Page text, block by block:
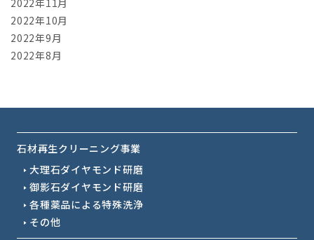
2022年10月
2022年9月
2022年8月
石材再生クリーニング事業
大理石ダイヤモンド研磨
御影石ダイヤモンド研磨
各種薬品による特殊洗浄
その他